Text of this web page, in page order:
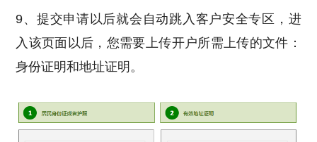
9、提交申请以后就会自动跳入客户安全专区，进
入该页面以后，您需要上传开户所需上传的文件：
身份证明和地址证明。